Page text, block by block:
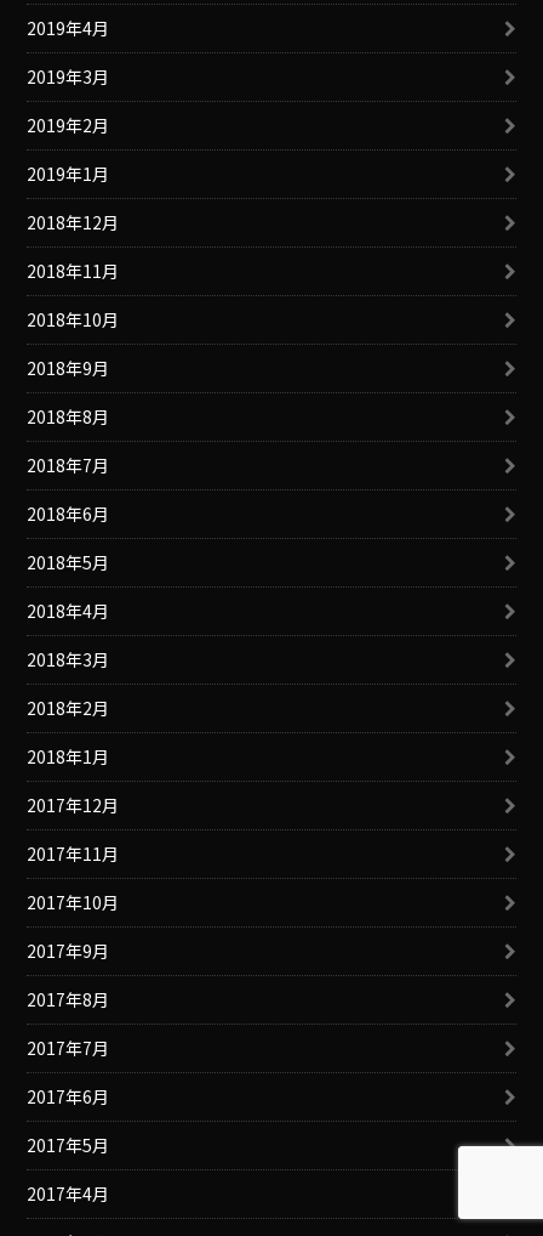
2019年4月
2019年3月
2019年2月
2019年1月
2018年12月
2018年11月
2018年10月
2018年9月
2018年8月
2018年7月
2018年6月
2018年5月
2018年4月
2018年3月
2018年2月
2018年1月
2017年12月
2017年11月
2017年10月
2017年9月
2017年8月
2017年7月
2017年6月
2017年5月
2017年4月